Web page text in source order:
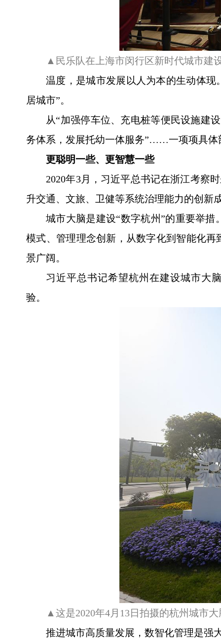
▲民乐队在上海市闵行区新时代城市建
温度，是城市发展以人为本的生动体
居城市”。
从“加强停车位、充电桩等便民设施建
务体系，发展托幼一体服务”……一项项具体
更聪明一些、更智慧一些
2020年3月，习近平总书记在浙江考察
升交通、文旅、卫健等系统治理能力的创新
城市大脑是建设“数字杭州”的重要举
模式、管理理念创新，从数字化到智能化
景广阔。
习近平总书记希望杭州在建设城市大
验。
▲这是2020年4月13日拍摄的杭州城市
推进城市高质量发展，数智化管理是强